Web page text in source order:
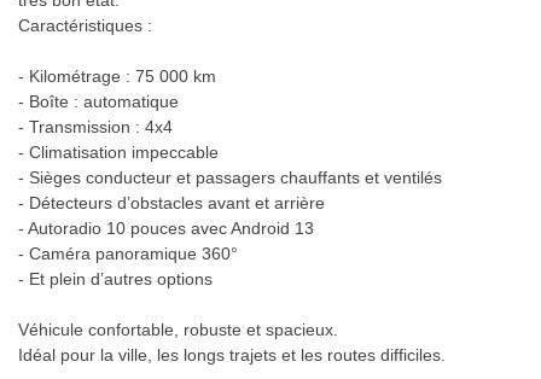
Caractéristiques :
- Kilométrage : 75 000 km
- Boîte : automatique
- Transmission : 4x4
- Climatisation impeccable
- Sièges conducteur et passagers chauffants et ventilés
- Détecteurs d’obstacles avant et arrière
- Autoradio 10 pouces avec Android 13
- Caméra panoramique 360°
- Et plein d’autres options
Véhicule confortable, robuste et spacieux.
Idéal pour la ville, les longs trajets et les routes difficiles.